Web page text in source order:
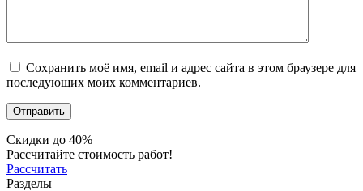
Сохранить моё имя, email и адрес сайта в этом браузере для
последующих моих комментариев.
Скидки до 40%
Рассчитайте стоимость работ!
Рассчитать
Разделы